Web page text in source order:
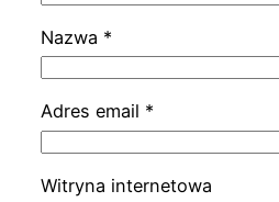
Nazwa *
Adres email *
Witryna internetowa